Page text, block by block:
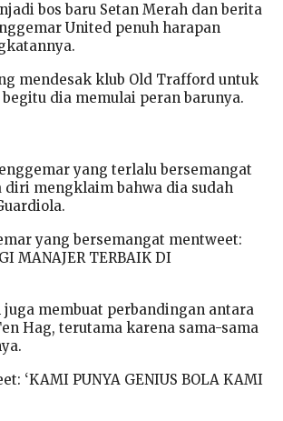
bos baru Setan Merah dan berita
United penuh harapan
mendesak klub Old Trafford untuk
dia memulai peran barunya.
yang terlalu bersemangat
diri mengklaim bahwa dia sudah
yang bersemangat mentweet:
MANAJER TERBAIK DI
membuat perbandingan antara
Hag, terutama karena sama-sama
‘KAMI PUNYA GENIUS BOLA KAMI